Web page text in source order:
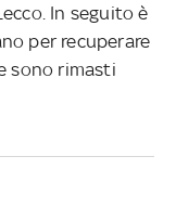
In seguito è
per recuperare
sono rimasti